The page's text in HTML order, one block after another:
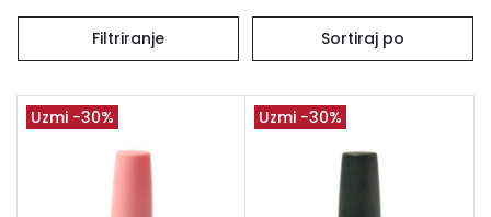
Filtriranje Sortiraj po
Uzmi -30% Uzmi -30%